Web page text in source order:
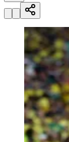
JulioJardim Líbano
MutingaJardim
Jardim São
Jardim Tupanci
CamargosParque
do Bom Jesus
ParnaíbaSilveira
do CondeVila
EscadaVila Porto
Para Sua Empresa
Anuncie no
Guia de
Divulgar
Publicidade